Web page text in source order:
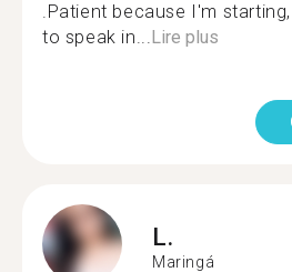
.Patient because I'm
to speak in...Lire plus
L.
Maringá